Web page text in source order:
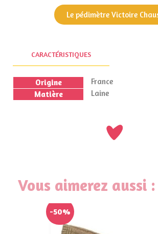
Le pédimètre Victoire
CARACTÉRISTIQUES
Origine
France
Matière
Laine
Vous aimerez aussi :
-50%